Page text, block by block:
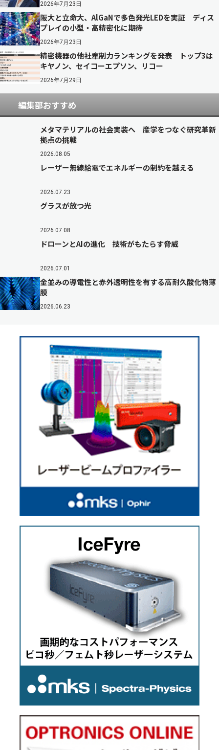
2026年7月23日
阪大と立命大、AlGaNで多色発光LEDを実証 ディス
プレイの小型・高精密化に期待
2026年7月23日
精密機器の他社牽制力ランキングを発表 トップ3は
キヤノン、セイコーエプソン、リコー
2026年7月29日
編集部おすすめ
メタマテリアルの社会実装へ 産学をつなぐ研究革新
拠点の挑戦
2026.08.05
レーザー無線給電でエネルギーの制約を越える
2026.07.23
グラスが放つ光
2026.07.08
ドローンとAIの進化 技術がもたらす脅威
2026.07.01
金並みの導電性と赤外透明性を有する高耐久酸化物薄
膜
2026.06.23